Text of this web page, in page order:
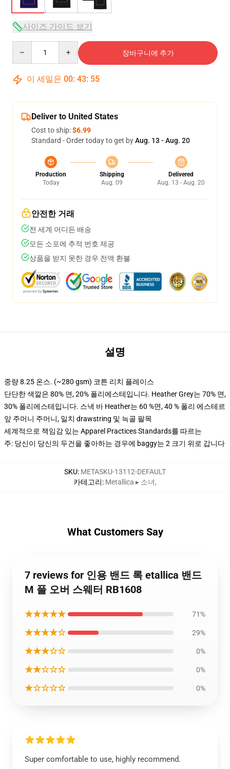
사이즈 가이드 보기
장바구니에 추가
이 세일은 00: 43: 54
Deliver to United States
Cost to ship:$6.99
Standard - Order today to get byAug. 13 - Aug. 20
Production
Today
Shipping
Aug. 09
Delivered
Aug. 13 - Aug. 20
안전한 거래
전 세계 어디든 배송
모든 소포에 추적 번호 제공
상품을 받지 못한 경우 전액 환불
설명
중량 8.25 온스. (~280 gsm) 코튼 리치 플레이스
단단한 색깔은 80% 면, 20% 폴리에스테입니다. Heather Grey는 70% 면,
30% 폴리에스테입니다. 스낵 바 Heather는 60 %면, 40 % 폴리 에스테르
앞 주머니 주머니, 일치 drawstring 및 늑골 팔목
세계적으로 책임감 있는 Apparel Practices Standards를 따르는
주: 당신이 당신의 두건을 좋아하는 경우에 baggy는 2 크기 위로 갑니다
SKU: METASKU-13112-DEFAULT
카테고리: Metallica ▸ 소녀,
What Customers Say
7 reviews for 인용 밴드 록 etallica 밴드
M 풀 오버 스웨터 RB1608
★★★★★ 71%
★★★★☆ 29%
★★★☆☆ 0%
★★☆☆☆ 0%
★☆☆☆☆ 0%
Super comfortable to use, highly recommend.